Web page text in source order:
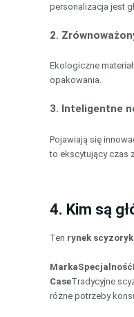
personalizacja jest
2.
Ekologiczne
opakowania.
3. Inteligentne
Pojawiają się
to ekscytujący czas
4. Kim są
Ten rynek
MarkaSpecjalność
CaseTradycyjne
różne potrzeby